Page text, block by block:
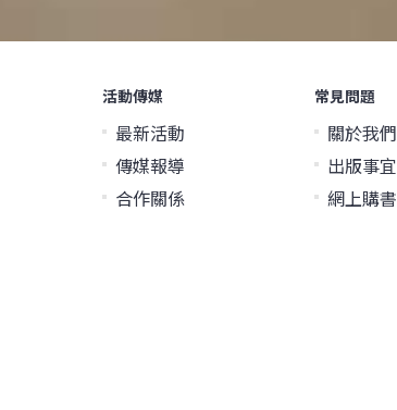
活動傳媒
最新活動
傳媒報導
合作關係
常見問題
關於我們
出版事宜
網上購書